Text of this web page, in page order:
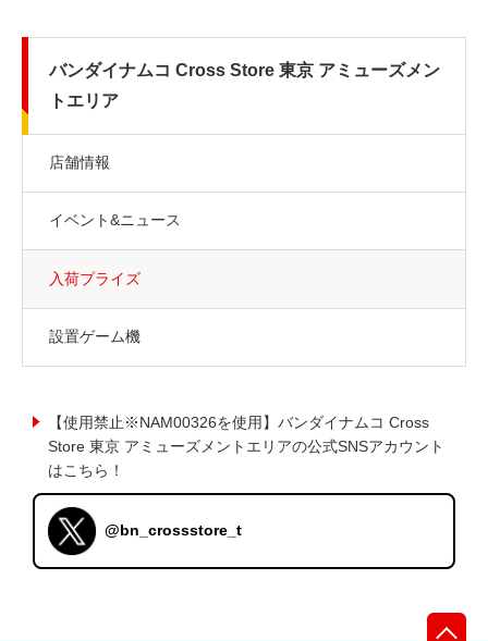
バンダイナムコ Cross Store 東京 アミューズメン
トエリア
店舗情報
イベント&ニュース
入荷プライズ
設置ゲーム機
【使用禁止※NAM00326を使用】バンダイナムコ Cross
Store 東京 アミューズメントエリアの公式SNSアカウント
はこちら！
@bn_crossstore_t